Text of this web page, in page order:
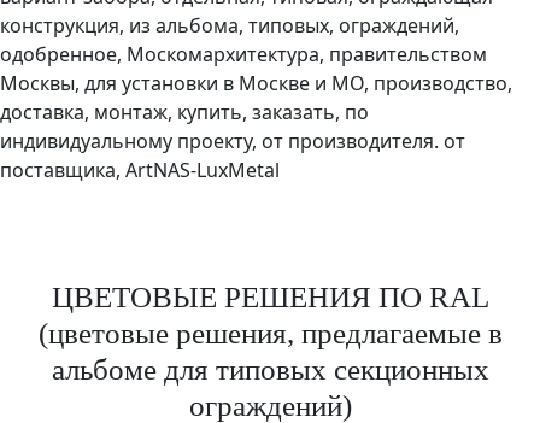
ЦВЕТОВЫЕ РЕШЕНИЯ ПО RAL
(цветовые решения, предлагаемые в
альбоме для типовых секционных
ограждений)